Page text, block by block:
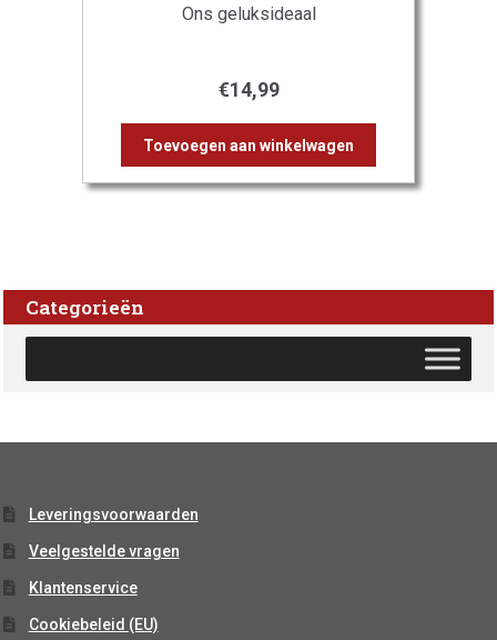
Ons geluksideaal
€14,99
Toevoegen aan winkelwagen
Categorieën
Leveringsvoorwaarden
Veelgestelde vragen
Klantenservice
Cookiebeleid (EU)